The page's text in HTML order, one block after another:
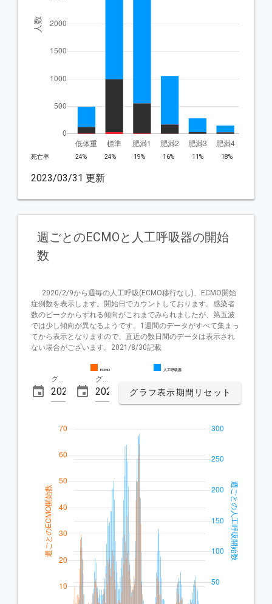
死亡率 24% 24% 19% 16% 11% 18%
2023/03/31 更新
週ごとのECMOと人工呼吸器の開始
数
症例数を表示します。開始日でカウントしております。感染者
数のピークからずれる傾向がこれまでみられましたが、第五波
では少し傾向が異なるようです。1週間のデータがすべて集まっ
てから表示となりますので、直近の数日間のデータは表示され
ない場合がございます。2021/8/30記載
ECMO 人工呼吸器
グラフ表示開始日 グラフ表示終了日
グラフ表示期間リセット